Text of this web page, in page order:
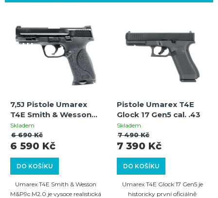
k
ů
o
d
u
7,5J Pistole Umarex
T4E Smith & Wesson
M&P9c M2.0 –
kompaktní tréninková
zbraň
Skladem
DO KOŠÍKU
6 590 Kč
6 690 Kč
Umarex T4E Smith & Wesson
M&P9c M2.0 je vysoce realistická
Pistole Umarex T4E
Glock 17 Gen5 cal. .43
Skladem
DO KOŠÍKU
7 390 Kč
7 490 Kč
Umarex T4E Glock 17 Gen5 je
historicky první oficiálně